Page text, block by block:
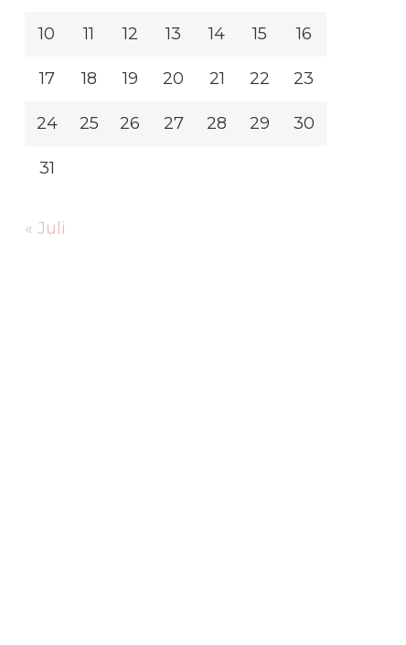
10 11 12 13 14 15 16
17 18 19 20 21 22 23
24 25 26 27 28 29 30
31
« Juli